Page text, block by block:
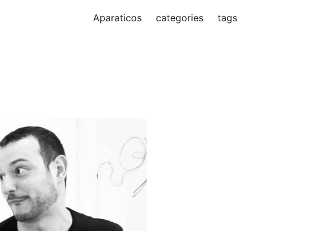
Aparaticos categories tags